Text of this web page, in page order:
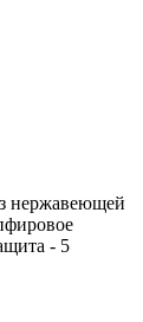
нержавеющей
- 5